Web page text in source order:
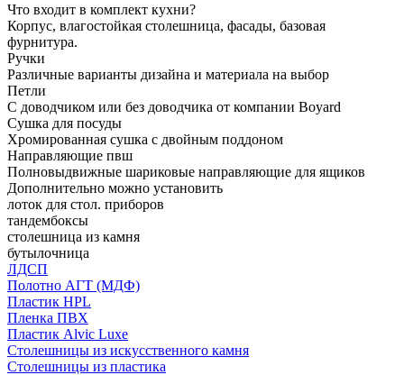
Что входит в комплект кухни?
Корпус, влагостойкая столешница, фасады, базовая
фурнитура.
Ручки
Различные варианты дизайна и материала на выбор
Петли
С доводчиком или без доводчика от компании Boyard
Сушка для посуды
Хромированная сушка с двойным поддоном
Направляющие пвш
Полновыдвижные шариковые направляющие для ящиков
Дополнительно можно установить
лоток для стол. приборов
тандембоксы
столешница из камня
бутылочница
ЛДСП
Полотно АГТ (МДФ)
Пластик HPL
Пленка ПВХ
Пластик Alvic Luxe
Столешницы из искусственного камня
Столешницы из пластика